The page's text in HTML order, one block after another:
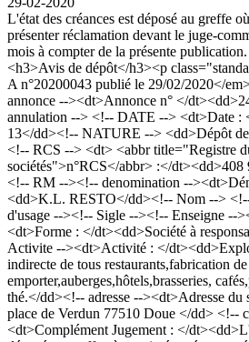
L'état des créances est déposé au greffe
présenter réclamation devant le juge-
mois à compter de la présente publication.
<h3>Avis de dépôt</h3><p
A n°20200043 publié le 29/02/2020</
annonce --><dt>Annonce n° </
annulation --> <!-- DATE --> <dt>Date :
13</dd><!-- NATURE --> <dd>Dépôt de
<!-- RCS --> <dt> <abbr title="Registre
sociétés">n°RCS</abbr> :</
<!-- RM --><!-- denomination --
<dd>K.L. RESTO</dd><!-- Nom -->
d'usage --><!-- Sigle --><!-- Enseigne --
<dt>Forme : </dt><dd>Société à
Activite --><dt>Activité : </
indirecte de tous restaurants,fabrication de
emporter,auberges,hôtels,brasseries,
thé.</dd><!-- adresse --><dt>Adresse du
place de Verdun 77510 Doue </dd> <!--
<dt>Complément Jugement : </